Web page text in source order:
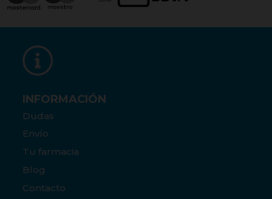
INFORMACIÓN
Dudas
Envío
Tu farmacia
Blog
Contacto